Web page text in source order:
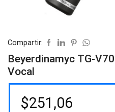
Compartir:
Beyerdinamyc TG-
Vocal
$251,06